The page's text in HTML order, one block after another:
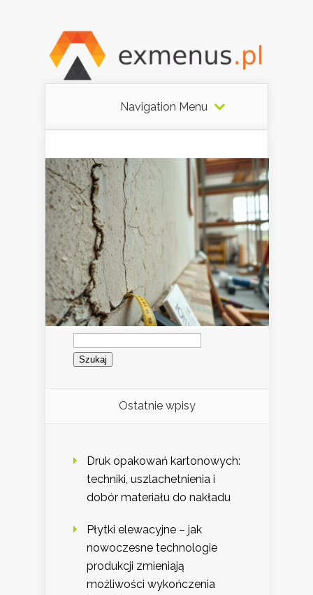
Navigation Menu
Szukaj:
Ostatnie wpisy
Druk opakowań kartonowych:
techniki, uszlachetnienia i
dobór materiału do nakładu
Płytki elewacyjne – jak
nowoczesne technologie
produkcji zmieniają
możliwości wykończenia